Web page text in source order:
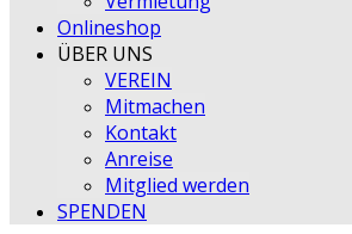
Onlineshop
ÜBER UNS
VEREIN
Mitmachen
Kontakt
Anreise
Mitglied werden
SPENDEN